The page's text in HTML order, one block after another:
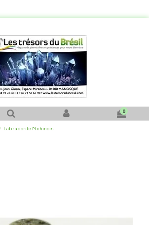
0
Labradorite PI chinois